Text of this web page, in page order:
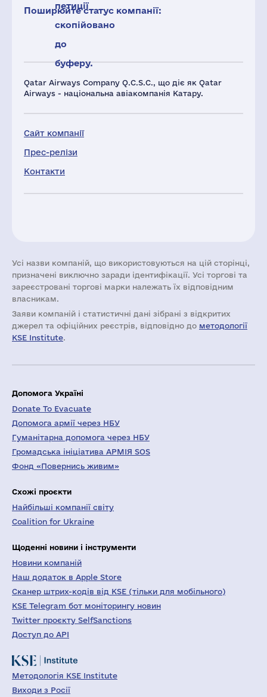
Qatar Airways Company Q.C.S.C., що діє як Qatar
Airways - національна авіакомпанія Катару.
Сайт компанії
Прес-релізи
Контакти
петиції
скопійовано
до
буферу.
Поширюйте статус компанії:
Усі назви компаній, що використовуються на цій сторінці,
призначені виключно заради ідентифікації. Усі торгові та
зареєстровані торгові марки належать їх відповідним
власникам.
Заяви компаній i статистичні дані зібрані з відкритих
джерел та офіційних реєстрів, відповідно до методології
KSE Institute.
Допомога Україні
Donate To Evacuate
Допомога армії через НБУ
Гуманітарна допомога через НБУ
Громадська ініціатива АРМІЯ SOS
Фонд «Повернись живим»
Схожі проєкти
Найбільші компанії світу
Coalition for Ukraine
Щоденні новини і інструменти
Новини компаній
Наш додаток в Apple Store
Сканер штрих-кодів від KSE (тільки для мобільного)
KSE Telegram бот моніторингу новин
Twitter проєкту SelfSanctions
Доступ до API
Методологія KSE Institute
Виходи з Росії